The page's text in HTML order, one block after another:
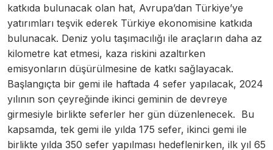
katkıda bulunacak olan hat, Avrupa’dan Türkiye’ye
yatırımları teşvik ederek Türkiye ekonomisine katkıda
bulunacak. Deniz yolu taşımacılığı ile araçların daha az
kilometre kat etmesi, kaza riskini azaltırken
emisyonların düşürülmesine de katkı sağlayacak.
Başlangıçta bir gemi ile haftada 4 sefer yapılacak, 2024
yılının son çeyreğinde ikinci geminin de devreye
girmesiyle birlikte seferler her gün düzenlenecek. Bu
kapsamda, tek gemi ile yılda 175 sefer, ikinci gemi ile
birlikte yılda 350 sefer yapılması hedeflenirken, ilk yıl 65